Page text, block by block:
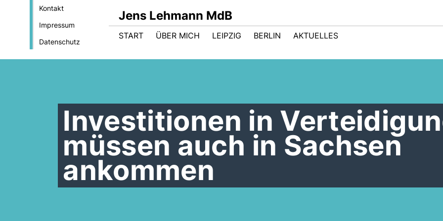
Kontakt
Impressum
Datenschutz
Jens Lehmann MdB
START ÜBER MICH LEIPZIG BERLIN AKTUELLES
Investitionen in
müssen auch in Sachsen
ankommen